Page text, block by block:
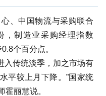
、中国物流与采购联合
，制造业采购经理指数
个百分点。
传统淡季，加之市场有
平较上月下降。”国家统
霍丽慧说。